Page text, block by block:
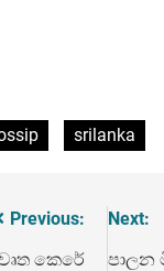
srilanka
Previous:
කෙරේ
Next:
පාලන